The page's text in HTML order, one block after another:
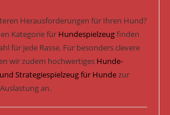
Herausforderungen für Ihren Hund?
Kategorie für Hundespielzeugfinden
für jede Rasse. Für besonders clevere
wir zudem hochwertiges Hunde-
Strategiespielzeug für Hundezur
an.